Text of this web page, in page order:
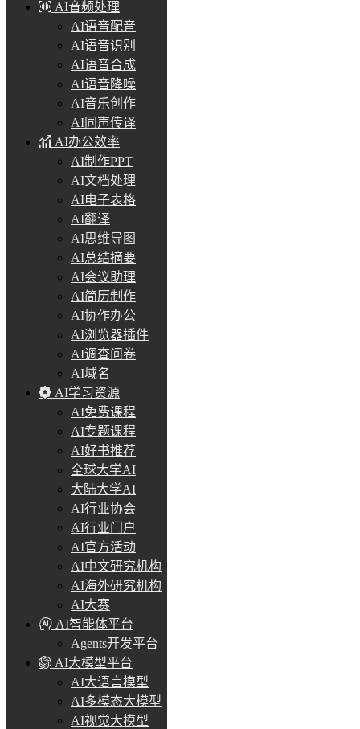
AI音频处理
AI语音配音
AI语音识别
AI语音合成
AI语音降噪
AI音乐创作
AI同声传译
AI办公效率
AI制作PPT
AI文档处理
AI电子表格
AI翻译
AI思维导图
AI总结摘要
AI会议助理
AI简历制作
AI协作办公
AI浏览器插件
AI调查问卷
AI域名
AI学习资源
AI免费课程
AI专题课程
AI好书推荐
全球大学AI
大陆大学AI
AI行业协会
AI行业门户
AI官方活动
AI中文研究机构
AI海外研究机构
AI大赛
AI智能体平台
Agents开发平台
AI大模型平台
AI大语言模型
AI多模态大模型
AI视觉大模型